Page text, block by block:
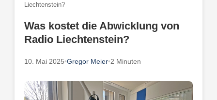
Liechtenstein?
Was kostet die Abwicklung von
Radio Liechtenstein?
10. Mai 2025•Gregor Meier•2 Minuten